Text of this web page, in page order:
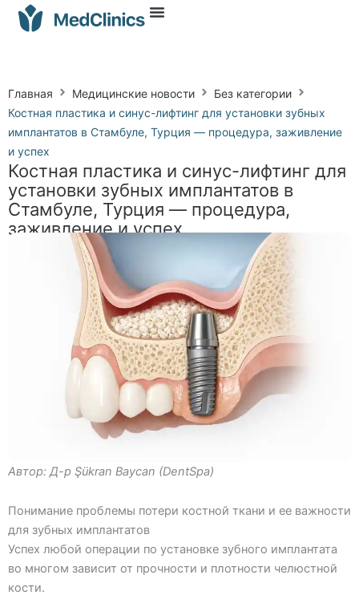
Костная пластика и синус-лифтинг для
установки зубных имплантатов в
Стамбуле, Турция — процедура,
заживление и успех
Главная Медицинские новости
Без категории
Костная пластика и синус-лифтинг для установки зубных
имплантатов в Стамбуле, Турция — процедура, заживление
и успех
Автор: Д-р Şükran Baycan (DentSpa)
Понимание проблемы потери костной ткани и ее важности
для зубных имплантатов
Успех любой операции по установке зубного имплантата
во многом зависит от прочности и плотности челюстной
кости.